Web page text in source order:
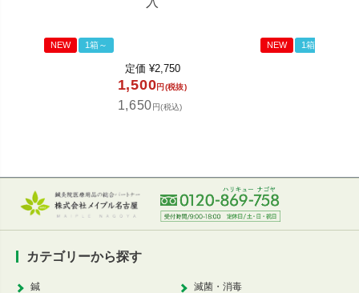
NEW 1箱～
定価 ¥2,750
1,500円(税抜)
1,650円(税込)
NEW 1箱～
カテゴリーから探す
鍼
滅菌・消毒